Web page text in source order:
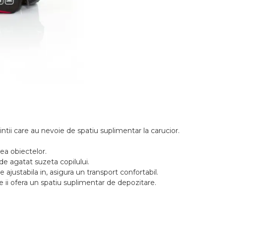
care au nevoie de spatiu suplimentar la carucior.
obiectelor.
agatat suzeta copilului.
in, asigura un transport confortabil.
ii ofera un spatiu suplimentar de depozitare.